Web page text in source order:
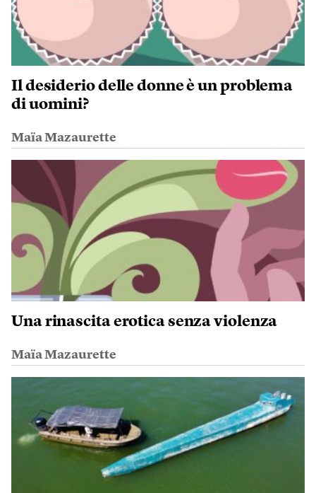
Il desiderio delle donne è un problema
di uomini?
Maïa Mazaurette
Una rinascita erotica senza violenza
Maïa Mazaurette